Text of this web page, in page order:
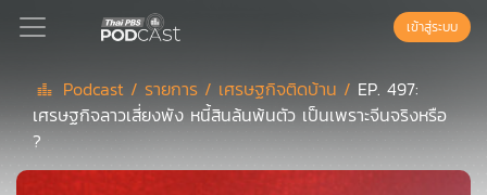
Podcast
เข้าสู่ระบบ
Podcast / รายการ / เศรษฐกิจติดบ้าน / EP. 497:
เศรษฐกิจลาวเสี่ยงพัง หนี้สินล้นพ้นตัว เป็นเพราะจีนจริงหรือ
?